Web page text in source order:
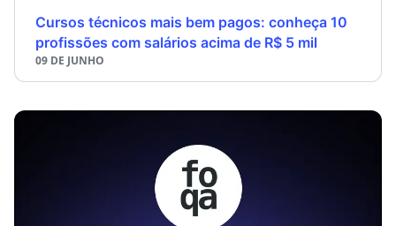
Cursos técnicos mais bem pagos: conheça 10
profissões com salários acima de R$ 5 mil
09 DE JUNHO